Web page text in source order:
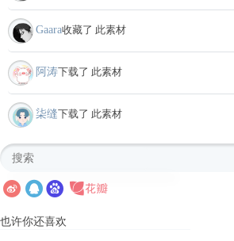
Gaara收藏了 此素材
阿涛下载了 此素材
柒缝下载了 此素材
也许你还喜欢